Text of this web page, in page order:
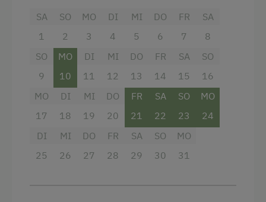
Fernseher
Dusche
Toilette
Handtücher
Doppelbett (Kingsize)
SA
1
SO
2
MO
3
DI
4
MI
5
DO
6
FR
7
SA
8
SO
9
MO
10
DI
11
MI
12
DO
13
FR
14
SA
15
SO
16
MO
17
DI
18
MI
19
DO
20
FR
21
SA
22
SO
23
MO
24
DI
25
MI
26
DO
27
FR
28
SA
29
SO
30
MO
31